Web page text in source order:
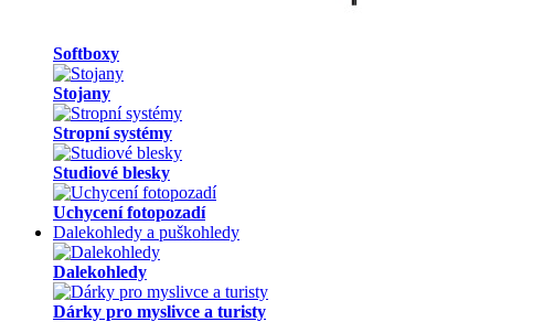
Softboxy
Stojany
Stropní systémy
Studiové blesky
Uchycení fotopozadí
Dalekohledy a puškohledy
Dalekohledy
Dárky pro myslivce a turisty